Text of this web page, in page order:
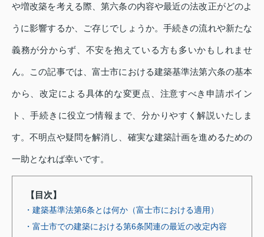
や増改築を考える際、第六条の内容や最近の法改正がどのよ
うに影響するか、ご存じでしょうか。手続きの流れや新たな
義務が分からず、不安を抱えている方も多いかもしれませ
ん。この記事では、富士市における建築基準法第六条の基本
から、改定による具体的な変更点、注意すべき申請ポイン
ト、手続きに役立つ情報まで、分かりやすく解説いたしま
す。不明点や疑問を解消し、確実な建築計画を進めるための
一助となれば幸いです。
【目次】
・建築基準法第6条とは何か（富士市における適用）
・富士市での建築における第6条関連の最近の改定内容